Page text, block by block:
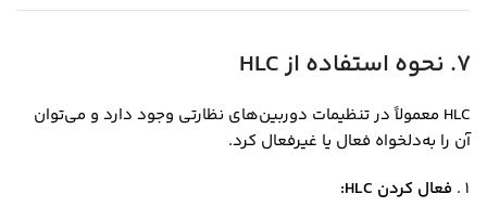
7. نحوه استفاده از HLC
HLC معمولاً در تنظیمات دوربین‌های نظارتی وجود دارد و می‌توان
آن را به‌دلخواه فعال یا غیرفعال کرد.
فعال کردن HLC: